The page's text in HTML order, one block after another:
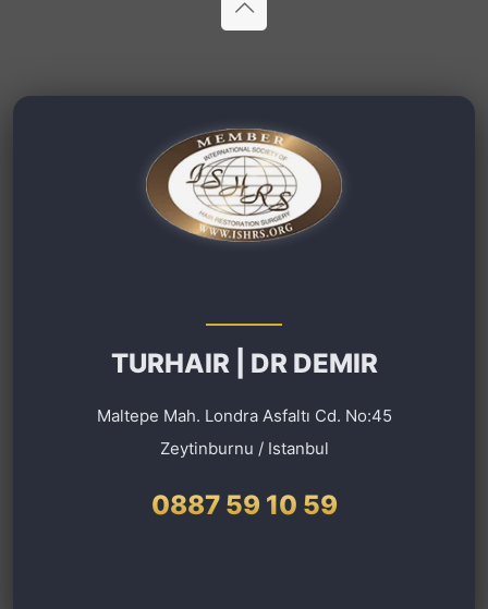
TURHAIR | DR DEMIR
Maltepe Mah. Londra Asfaltı Cd. No:45
Zeytinburnu / Istanbul
0887 59 10 59